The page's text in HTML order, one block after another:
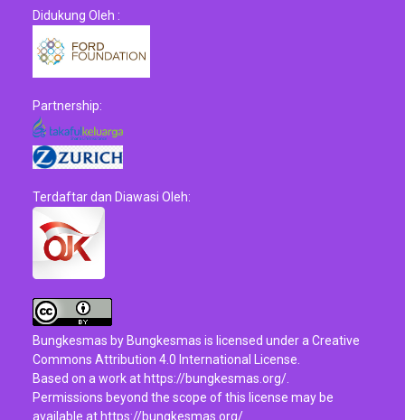
Didukung Oleh :
Partnership:
Terdaftar dan Diawasi Oleh:
Bungkesmas by Bungkesmas is licensed under aCreative
Commons Attribution 4.0 International License.
Based on a work at https://bungkesmas.org/.
Permissions beyond the scope of this license may be
available at https://bungkesmas.org/